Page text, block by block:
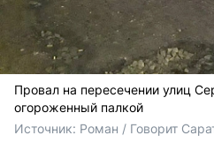
Провал на пересечении улиц
огороженный палкой
Источник: Роман / Говорит